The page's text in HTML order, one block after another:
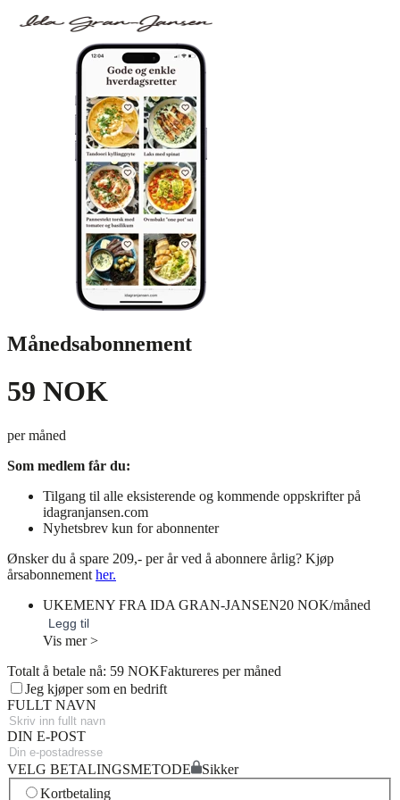
Månedsabonnement
59 NOK
per måned
Som medlem får du:
Tilgang til alle eksisterende og kommende oppskrifter på
idagranjansen.com
Nyhetsbrev kun for abonnenter
Ønsker du å spare 209,- per år ved å abonnere årlig? Kjøp
årsabonnement her.
UKEMENY FRA IDA GRAN-JANSEN20 NOK/måned
Legg til
Vis mer >
Totalt å betale nå: 59 NOKFaktureres per måned
Jeg kjøper som en bedrift
FULLT NAVN
DIN E-POST
VELG BETALINGSMETODE
Sikker
Kortbetaling